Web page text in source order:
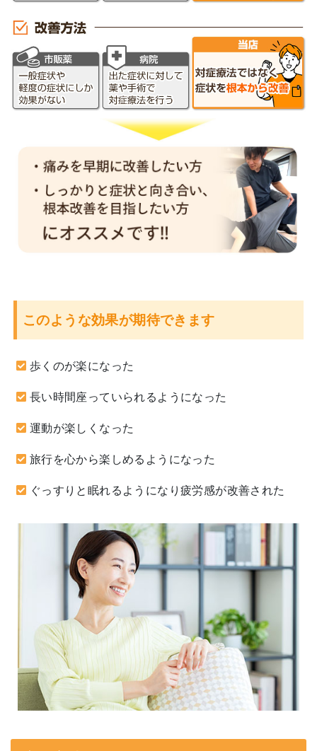
このような効果が期待できます
歩くのが楽になった
長い時間座っていられるようになった
運動が楽しくなった
旅行を心から楽しめるようになった
ぐっすりと眠れるようになり疲労感が改善された